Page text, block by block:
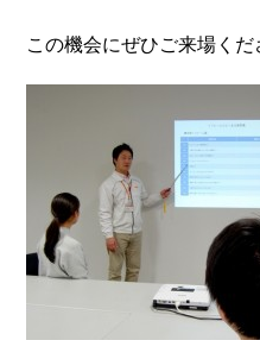
この機会にぜひご来場くだ